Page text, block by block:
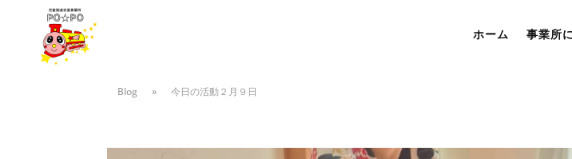
ホーム 事業所
Blog » 今日の活動２月９日